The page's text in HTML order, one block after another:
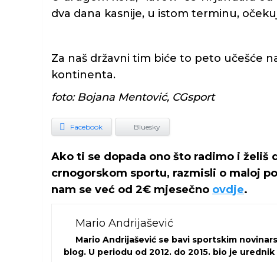
dva dana kasnije, u istom terminu,
Za naš državni tim biće to peto učešće
kontinenta.
foto: Bojana Mentović, CGsport
Facebook Bluesky
Ako ti se dopada ono što radimo i želiš
crnogorskom sportu, razmisli o maloj
nam se već od 2€ mjesečno ovdje.
Mario Andrijašević
Mario Andrijašević se bavi sportskim
blog. U periodu od 2012. do 2015. bio je